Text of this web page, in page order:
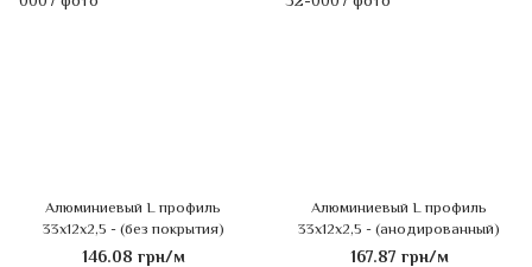
Алюминиевый L профиль
33х12х2,5 - (без покрытия)
146.08 грн/м
Алюминиевый L профиль
33х12х2,5 - (анодированный)
167.87 грн/м